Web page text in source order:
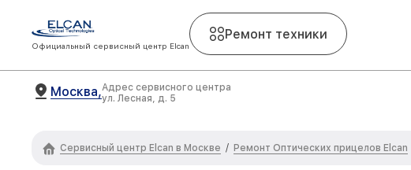
Официальный сервисный центр Elcan
Ремонт техники
Москва,Адрес сервисного центра
ул. Лесная, д. 5
Сервисный центр Elcan в Москве / Ремонт Оптических прицелов Elcan